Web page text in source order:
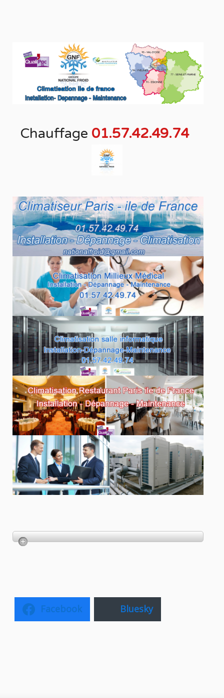
Chauffage 01.57.42.49.74
Facebook Bluesky